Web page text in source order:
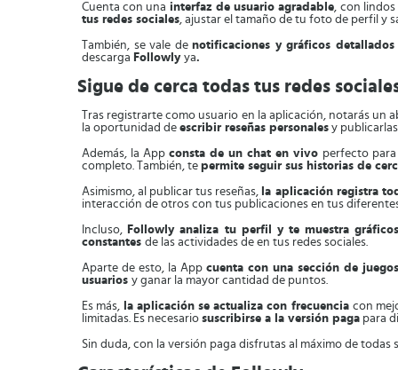
Cuenta con una interfaz de usuario agradable, con
tus redes sociales, ajustar el tamaño de tu foto de perfil y
También, se vale denotificaciones y gráficos detallados
descarga Followly ya.
Sigue de cerca todas tus redes
Tras registrarte como usuario en la aplicación, notarás un
la oportunidad de escribir reseñas personales y
Además, la App consta de un chat en vivo perfecto para
completo. También, te permite seguir sus historias de
Asimismo, al publicar tus reseñas, la aplicación registra
interacción de otros con tus publicaciones en tus
Incluso, Followly analiza tu perfil y te muestra
constantes de las actividades de en tus redes sociales.
Aparte de esto, la App cuenta con una sección de
usuarios y ganar la mayor cantidad de puntos.
Es más, la aplicación se actualiza con frecuencia con
limitadas. Es necesario suscribirse a la versión paga para
Sin duda, con la versión paga disfrutas al máximo de todas